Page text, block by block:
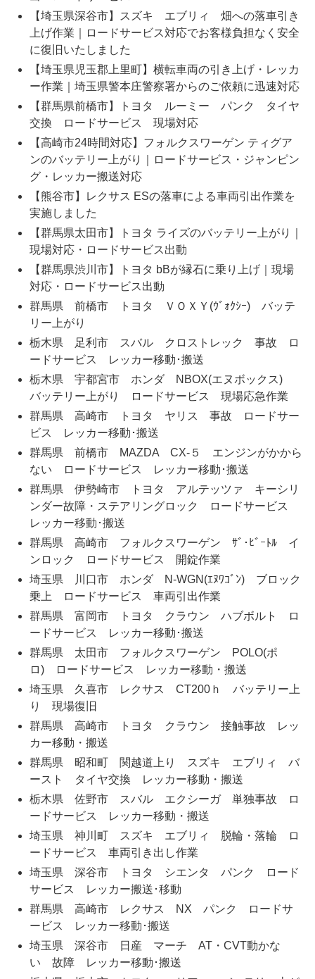
【埼玉県深谷市】スズキ エブリィ 畑への落車引き
上げ作業｜ロードサービス対応でお客様負担なく安全
に復旧いたしました
【埼玉県児玉郡上里町】横転車両の引き上げ・レッカ
ー作業｜埼玉県警本庄警察署からのご依頼に迅速対応
【群馬県前橋市】トヨタ ルーミー パンク タイヤ
交換 ロードサービス 現場対応
【高崎市24時間対応】フォルクスワーゲン ティグア
ンのバッテリー上がり｜ロードサービス・ジャンピン
グ・レッカー搬送対応
【熊谷市】レクサス ESの落車による車両引出作業を
実施しました
【群馬県太田市】トヨタ ライズのバッテリー上がり｜
現場対応・ロードサービス出動
【群馬県渋川市】トヨタ bBが縁石に乗り上げ｜現場
対応・ロードサービス出動
群馬県 前橋市 トヨタ ＶＯＸＹ(ｳﾞｫｸｼｰ) バッテ
リー上がり
栃木県 足利市 スバル クロストレック 事故 ロ
ードサービス レッカー移動･搬送
栃木県 宇都宮市 ホンダ NBOX(エヌボックス)
バッテリー上がり ロードサービス 現場応急作業
群馬県 高崎市 トヨタ ヤリス 事故 ロードサー
ビス レッカー移動･搬送
群馬県 前橋市 MAZDA CX-５ エンジンがかから
ない ロードサービス レッカー移動･搬送
群馬県 伊勢崎市 トヨタ アルテッツァ キーシリ
ンダー故障・ステアリングロック ロードサービス
レッカー移動･搬送
群馬県 高崎市 フォルクスワーゲン ｻﾞ･ﾋﾞｰﾄﾙ イ
ンロック ロードサービス 開錠作業
埼玉県 川口市 ホンダ N-WGN(ｴﾇﾜｺﾞﾝ) ブロック
乗上 ロードサービス 車両引出作業
群馬県 富岡市 トヨタ クラウン ハブボルト ロ
ードサービス レッカー移動･搬送
群馬県 太田市 フォルクスワーゲン POLO(ポ
ロ) ロードサービス レッカー移動・搬送
埼玉県 久喜市 レクサス CT200ｈ バッテリー上
り 現場復旧
群馬県 高崎市 トヨタ クラウン 接触事故 レッ
カー移動・搬送
群馬県 昭和町 関越道上り スズキ エブリィ バ
ースト タイヤ交換 レッカー移動・搬送
栃木県 佐野市 スバル エクシーガ 単独事故 ロ
ードサービス レッカー移動・搬送
埼玉県 神川町 スズキ エブリィ 脱輪・落輪 ロ
ードサービス 車両引き出し作業
埼玉県 深谷市 トヨタ シエンタ パンク ロード
サービス レッカー搬送･移動
群馬県 高崎市 レクサス NX パンク ロードサ
ービス レッカー移動･搬送
埼玉県 深谷市 日産 マーチ AT・CVT動かな
い 故障 レッカー移動･搬送